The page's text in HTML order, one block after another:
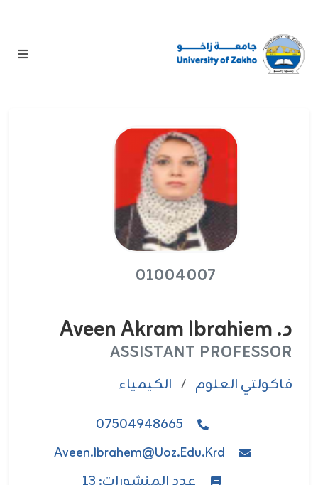
01004007
د. Aveen Akram Ibrahiem
ASSISTANT PROFESSOR
فاکولتي العلوم / الكيمياء
07504948665
Aveen.ibrahem@uoz.edu.krd